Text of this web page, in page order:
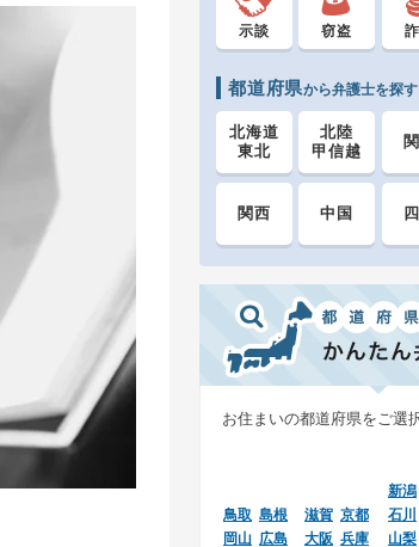
示談 窃盗
都道府県から弁護士を探す
北海道
東北
北陸
甲信越
関西 中国
お住まいの都道府県をご選
新潟
石川
山梨
滋賀 京都
大阪 兵庫
鳥取 島根
岡山 広島